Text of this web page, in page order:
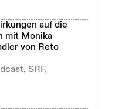
auf die
mit Monika
von Reto
SRF,